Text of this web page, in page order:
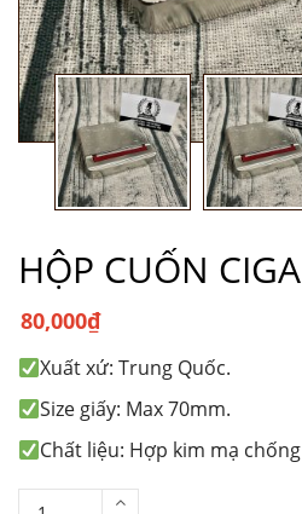
HỘP CUỐN
80,000₫
Xuất xứ: Trung Quốc.
Size giấy: Max 70mm.
Chất liệu: Hợp kim mạ